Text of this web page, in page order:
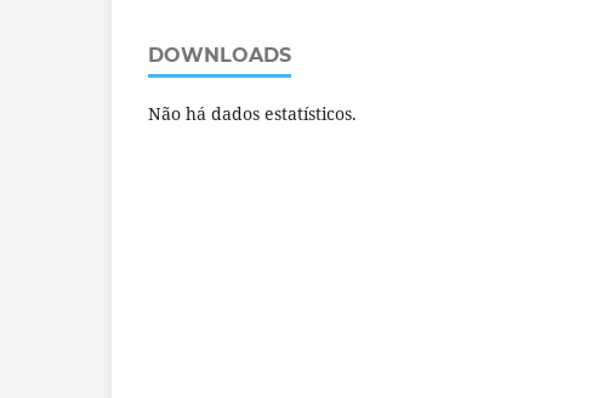
DOWNLOADS
Não há dados estatísticos.